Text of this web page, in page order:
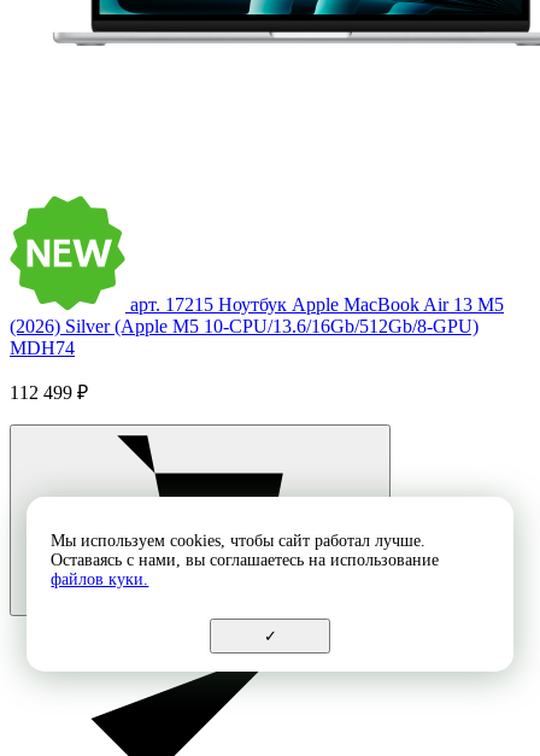
арт. 17215 Ноутбук Apple MacBook Air 13 M5
(2026) Silver (Apple M5 10-CPU/13.6/16Gb/512Gb/8-GPU)
MDH74
112 499 ₽
Мы используем cookies, чтобы сайт работал лучше.
Оставаясь с нами, вы соглашаетесь на использование
файлов куки.
✓